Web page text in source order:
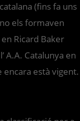
(fins fa uns
els formaven
Ricard Baker
A.A. Catalunya en
està vigent.